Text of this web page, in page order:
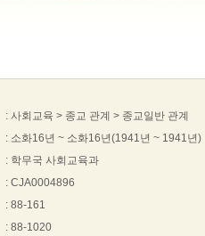
: 사회교육 > 종교 관계 > 종교일반 관계
: 소화16년 ~ 소화16년(1941년 ~ 1941년)
: 학무국 사회교육과
: CJA0004896
: 88-161
: 88-1020